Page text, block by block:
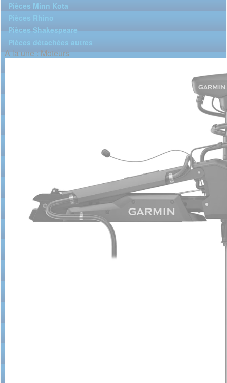
Pièces Minn Kota
Pièces Rhino
Pièces Shakespeare
Pièces détachées autres
A la une : Moteurs